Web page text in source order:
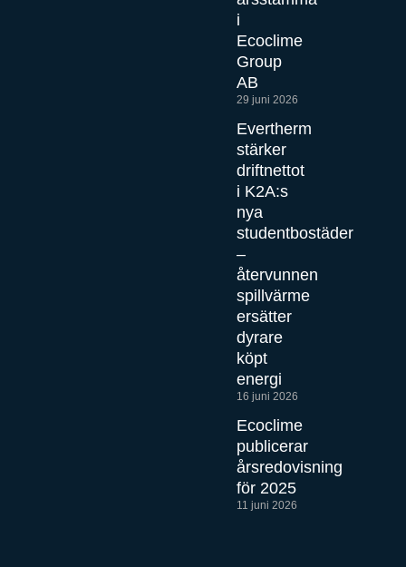
i
Ecoclime
Group
AB
29 juni 2026
Evertherm
stärker
driftnettot
i K2A:s
nya
studentbostäder
–
återvunnen
spillvärme
ersätter
dyrare
köpt
energi
16 juni 2026
Ecoclime
publicerar
årsredovisning
för 2025
11 juni 2026